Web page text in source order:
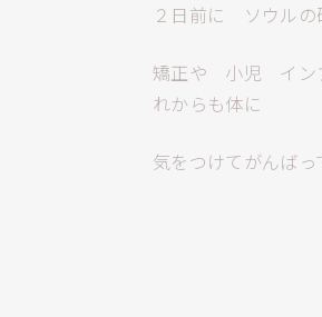
２日前に ソウルの
矯正や 小児 イン
れからも体に
気をつけてがんばっ